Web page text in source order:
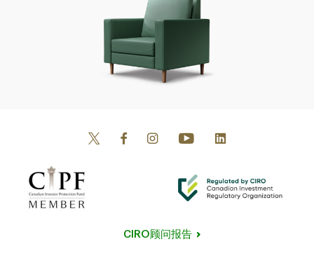
CIRO顾问报告